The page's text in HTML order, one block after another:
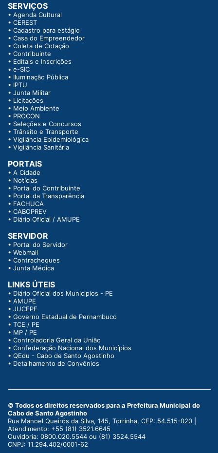
SERVIÇOS
• Agenda Cultural
• CEREST
• Cadastro para estágio
• Casa do Empreendedor
• Coleta de Cotação
• Contribuinte
• Editais e Inscrições
• e-SIC
• Iluminação Pública
• IPTU
• Junta Militar
• Licitações
• Meio Ambiente
• PROCON
• Seleções e Concursos
• Trânsito e Transporte
• Vigilância Epidemiológica
• Vigilância Sanitária
PORTAIS
• A Cidade
• Notícias
• Portal do Contribuinte
• Portal da Transparência
• FACHUCA
• CABOPREV
• Diário Oficial / AMUPE
SERVIDOR
• Portal do Servidor
• Webmail
• Contracheques
• Junta Médica
LINKS ÚTEIS
• Diário Oficial dos Municipios - PE
• AMUPE
• JUCEPE
• Governo Estadual de Pernambuco
• TCE / PE
• MP / PE
• Controladoria Geral da União
• Confederação Nacional dos Municípios
• QEdu - Cabo de Santo Agostinho
• Detalhamento de Convênios
© Todos os direitos reservados para a Prefeitura Municipal do
Cabo de Santo Agostinho
Rua Manoel Queirós da Silva, 145, Torrinha, CEP: 54.515-020 |
Atendimento: +55 (81) 3521.6645
Ouvidoria: 0800.020.5544 ou (81) 3524.5544
CNPJ: 11.294.402/0001-62